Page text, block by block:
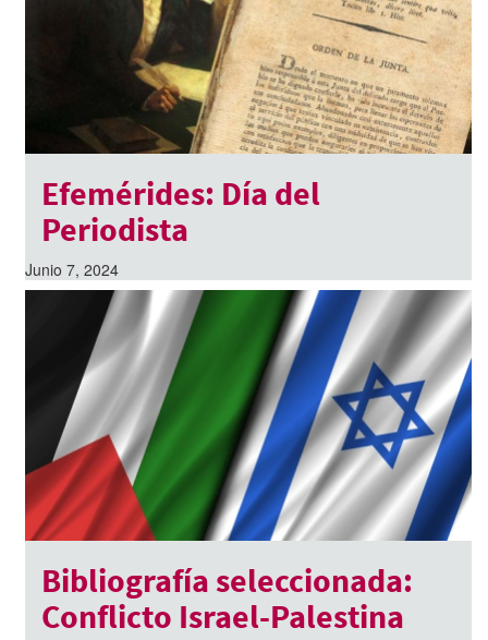
Efemérides: Día del
Periodista
Junio 7, 2024
Bibliografía seleccionada:
Conflicto Israel-Palestina